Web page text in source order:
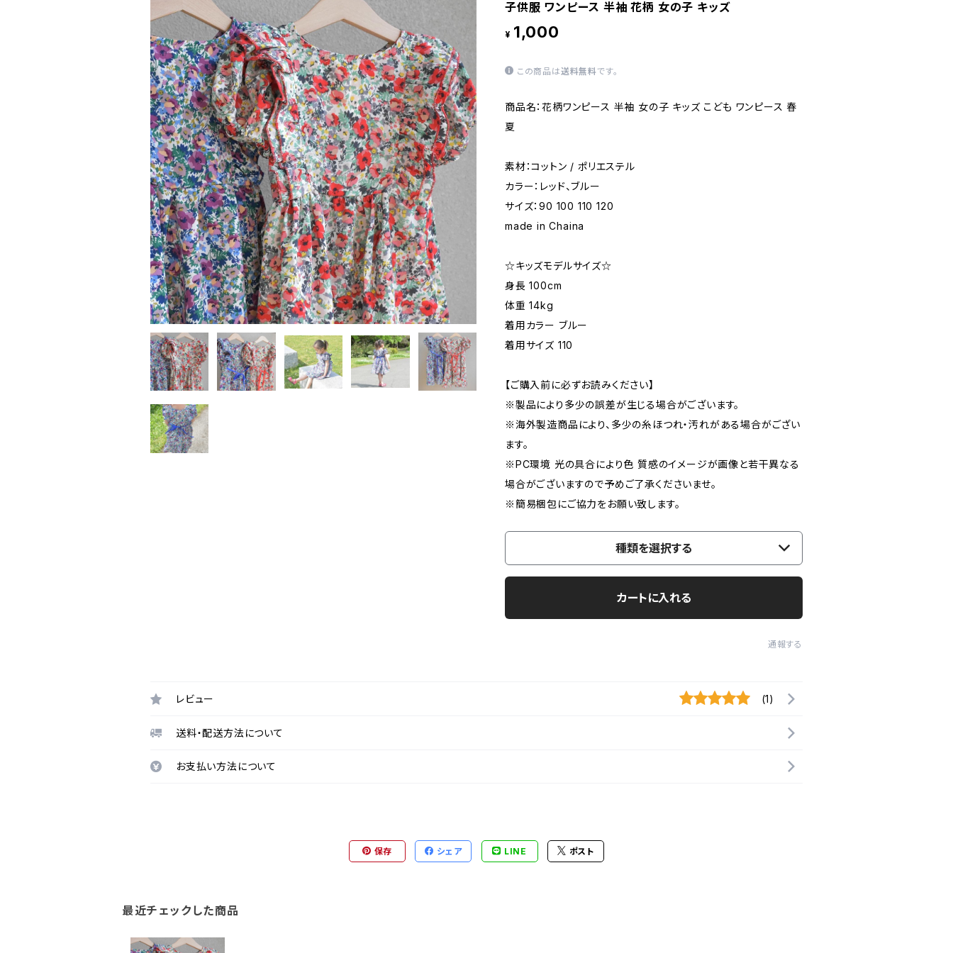
子供服 ワンピース 半袖 花柄 女の子 キッズ
¥ 1,000
この商品は送料無料です。
商品名：花柄ワンピース 半袖 女の子 キッズ こども ワンピース 春
夏
素材：コットン / ポリエステル
カラー：レッド、ブルー
サイズ：90 100 110 120
made in Chaina
☆キッズモデルサイズ☆
身長 100cm
体重 14kg
着用カラー ブルー
着用サイズ 110
【ご購入前に必ずお読みください】
※製品により多少の誤差が生じる場合がございます。
※海外製造商品により、多少の糸ほつれ・汚れがある場合がござい
ます。
※PC環境 光の具合により色 質感のイメージが画像と若干異なる
場合がございますので予めご了承くださいませ。
※簡易梱包にご協力をお願い致します。
種類を選択する
カートに入れる
通報する
レビュー (1)
送料・配送方法について
お支払い方法について
保存 シェア LINE ポスト
最近チェックした商品